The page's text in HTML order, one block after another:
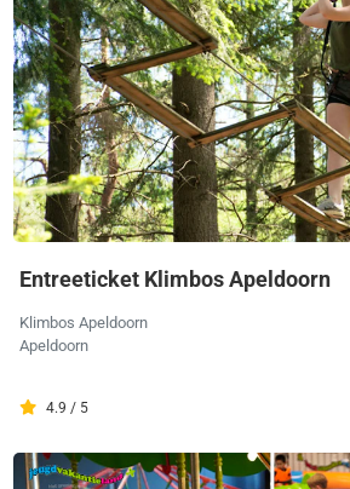
Entreeticket Klimbos Apeldoorn
Klimbos Apeldoorn
Apeldoorn
4.9 / 5